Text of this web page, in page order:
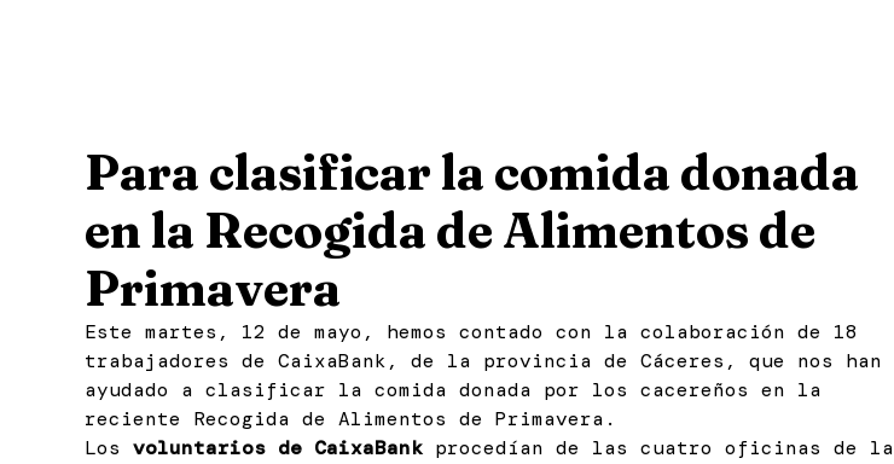
Para clasificar la comida donada
en la Recogida de Alimentos de
Primavera
Este martes, 12 de mayo, hemos contado con la colaboración de 18
trabajadores de CaixaBank, de la provincia de Cáceres, que nos han
ayudado a clasificar la comida donada por los cacereños en la
reciente Recogida de Alimentos de Primavera.
Los voluntarios de CaixaBank procedían de las cuatro oficinas de la